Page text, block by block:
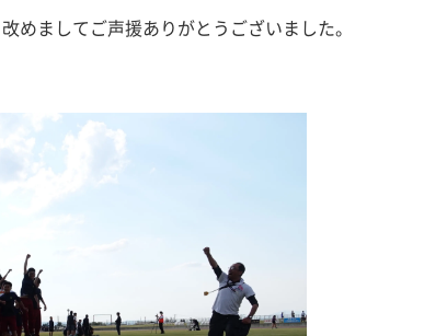
めましてご声援ありがとうございました。